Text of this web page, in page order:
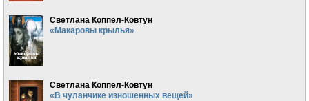
Светлана Коппел-Ковтун
«Макаровы крылья»
Светлана Коппел-Ковтун
«В чуланчике изношенных вещей»